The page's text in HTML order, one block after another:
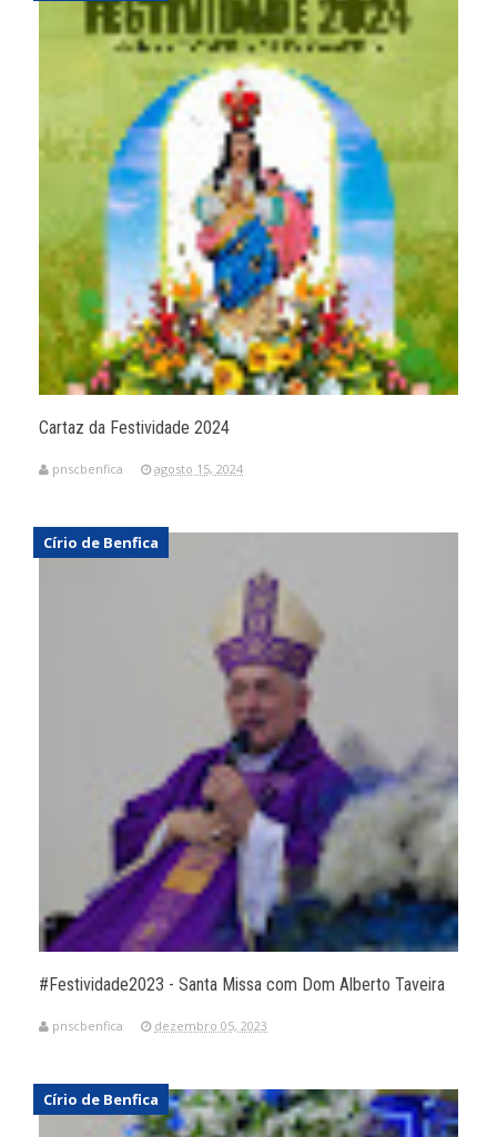
Cartaz da Festividade 2024
pnscbenfica agosto 15, 2024
#Festividade2023 - Santa Missa com Dom Alberto Taveira
Círio de Benfica
pnscbenfica dezembro 05, 2023
Círio de Benfica